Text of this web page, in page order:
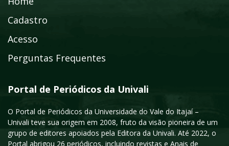
Cadastro
Acesso
Perguntas Frequentes
Portal de Periódicos da Univali
O Portal de Periódicos da Universidade do Vale do Itajaí –
Univali teve sua origem em 2008, fruto da visão pioneira de um
grupo de editores apoiados pela Editora da Univali. Até 2022, o
Portal abrigou 26 periódicos, incluindo revistas e Anais de